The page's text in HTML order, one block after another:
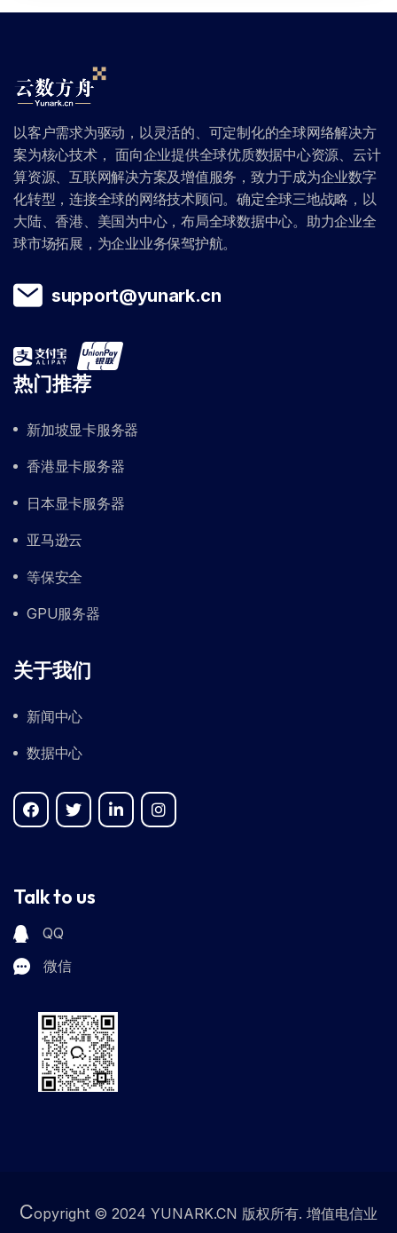
以客户需求为驱动，以灵活的、可定制化的全球网络解决方
案为核心技术， 面向企业提供全球优质数据中心资源、云计
算资源、互联网解决方案及增值服务，致力于成为企业数字
化转型，连接全球的网络技术顾问。确定全球三地战略，以
大陆、香港、美国为中心，布局全球数据中心。助力企业全
球市场拓展，为企业业务保驾护航。
support@yunark.cn
热门推荐
新加坡显卡服务器
香港显卡服务器
日本显卡服务器
亚马逊云
等保安全
GPU服务器
关于我们
新闻中心
数据中心
Talk to us
QQ
微信
Copyright © 2024 YUNARK.CN 版权所有. 增值电信业